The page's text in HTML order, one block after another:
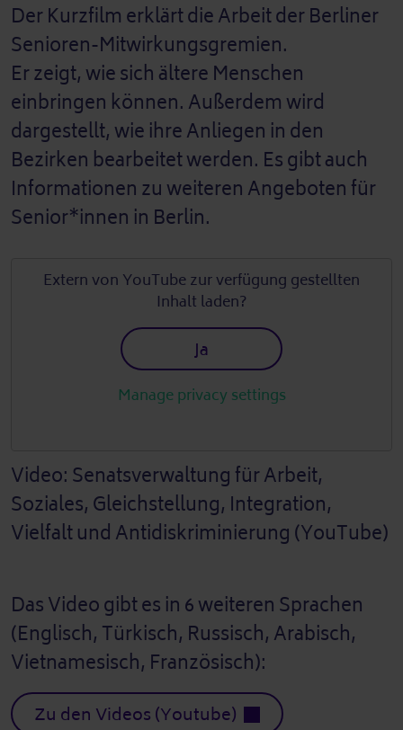
Der Kurzfilm erklärt die Arbeit der Berliner
Senioren-Mitwirkungsgremien.
Er zeigt, wie sich ältere Menschen
einbringen können. Außerdem wird
dargestellt, wie ihre Anliegen in den
Bezirken bearbeitet werden. Es gibt auch
Informationen zu weiteren Angeboten für
Senior*innen in Berlin.
Extern von YouTubezur verfügung gestellten
Inhalt laden?
Ja
Manage privacy settings
Video: Senatsverwaltung für Arbeit,
Soziales, Gleichstellung, Integration,
Vielfalt und Antidiskriminierung (YouTube)
Das Video gibt es in 6 weiteren Sprachen
(Englisch, Türkisch, Russisch, Arabisch,
Vietnamesisch, Französisch):
Zu den Videos (Youtube)